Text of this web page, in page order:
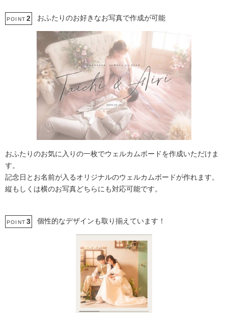
POINT 2 おふたりのお好きなお写真で作成が可能
おふたりのお気に入りの一枚でウェルカムボードを作成いただけま
す。
記念日とお名前が入るオリジナルのウェルカムボードが作れます。
縦もしくは横のお写真どちらにも対応可能です。
POINT 3 個性的なデザインも取り揃えています！